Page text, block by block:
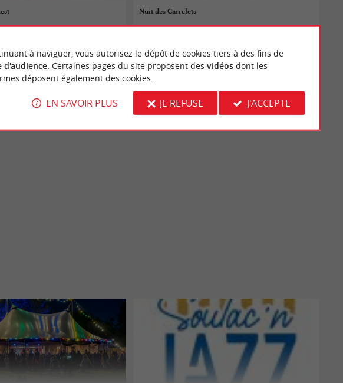
Nuit des Carrelets
Braud-et-Saint-Louis
à naviguer, vous autorisez le dépôt de cookies tiers à des fins de
d'audience. Certaines pages du site proposent des vidéosdont les
déposent également des cookies.
EN SAVOIR PLUS JE REFUSE J'ACCEPTE